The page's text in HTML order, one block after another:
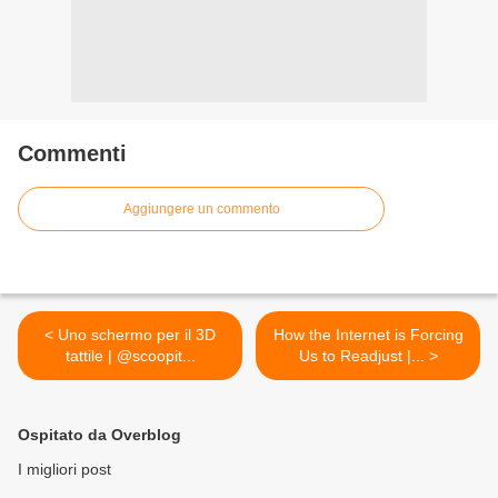
Commenti
Aggiungere un commento
< Uno schermo per il 3D
tattile | @scoopit...
How the Internet is Forcing
Us to Readjust |... >
Ospitato da Overblog
I migliori post